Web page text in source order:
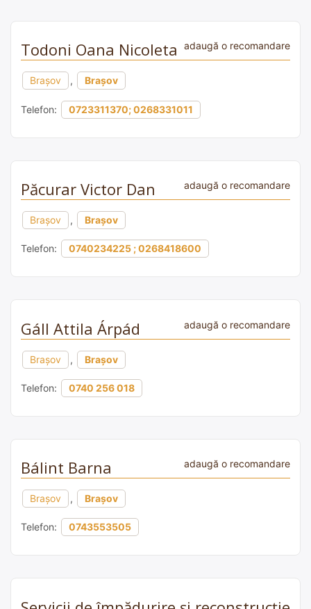
Todoni Oana Nicoleta adaugă o recomandare
Brașov , Brașov
Telefon: 0723311370; 0268331011
Păcurar Victor Dan adaugă o recomandare
Brașov , Brașov
Telefon: 0740234225 ; 0268418600
Gáll Attila Árpád adaugă o recomandare
Brașov , Brașov
Telefon: 0740 256 018
Bálint Barna adaugă o recomandare
Brașov , Brașov
Telefon: 0743553505